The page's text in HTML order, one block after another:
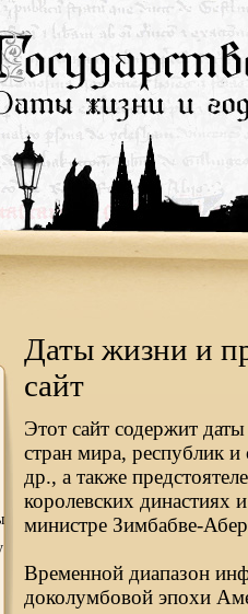
Даты жизни и
сайт
Этот сайт содержит
стран мира, республик и
др., а также
королевских династиях
министре Зимбабве-
Временной диапазон
доколумбовой эпохи